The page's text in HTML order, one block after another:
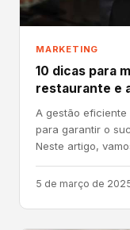
MARKETING
10 dicas para
restaurante e
A gestão eficiente
para garantir o
Neste artigo,
5 de março de